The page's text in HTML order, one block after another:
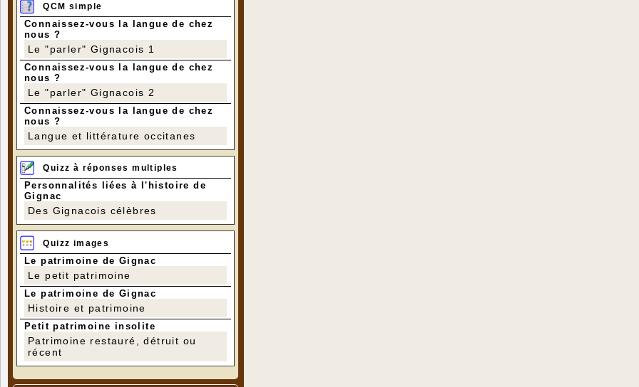
QCM simple
Connaissez-vous la langue de chez
nous ?
Le "parler" Gignacois 1
Connaissez-vous la langue de chez
nous ?
Le "parler" Gignacois 2
Connaissez-vous la langue de chez
nous ?
Langue et littérature occitanes
Quizz à réponses multiples
Personnalités liées à l'histoire de
Gignac
Des Gignacois célèbres
Quizz images
Le patrimoine de Gignac
Le petit patrimoine
Le patrimoine de Gignac
Histoire et patrimoine
Petit patrimoine insolite
Patrimoine restauré, détruit ou
récent